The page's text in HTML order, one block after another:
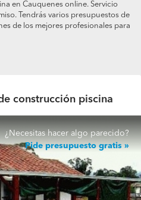
en Cauquenes online. Servicio
Tendrás varios presupuestos de
de los mejores profesionales para
construcción piscina
¿Necesitas hacer algo parecido?
Pide presupuesto gratis